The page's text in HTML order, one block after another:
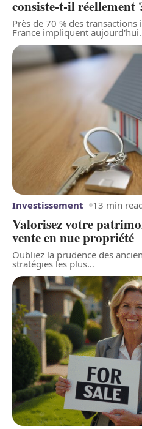
consiste-t-il réellement
Près de 70 % des
France impliquent aujourd'hui
Valorisez votre
vente en nue propriété
Oubliez la prudence des
stratégies les plus…
Investissement 13 min